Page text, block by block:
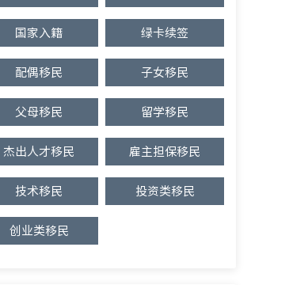
国家入籍 绿卡续签
配偶移民 子女移民
父母移民 留学移民
杰出人才移民 雇主担保移民
技术移民 投资类移民
创业类移民